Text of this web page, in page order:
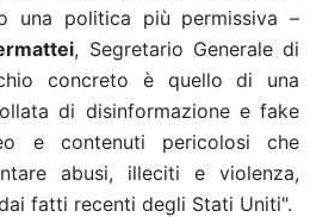
una politica più permissiva –
, Segretario Generale di
concreto è quello di una
di disinformazione e fake
e contenuti pericolosi che
abusi, illeciti e violenza,
fatti recenti degli Stati Uniti".